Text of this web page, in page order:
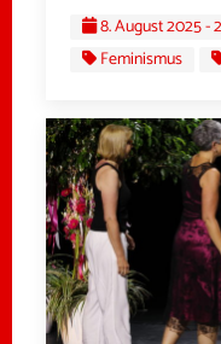
8. August 2025 -
Feminismus